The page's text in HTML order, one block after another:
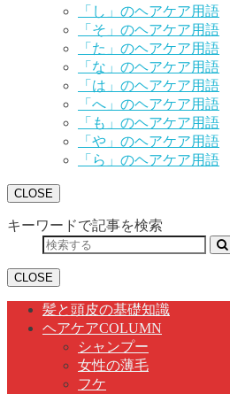
「し」のヘアケア用語
「そ」のヘアケア用語
「た」のヘアケア用語
「な」のヘアケア用語
「は」のヘアケア用語
「へ」のヘアケア用語
「も」のヘアケア用語
「や」のヘアケア用語
「ら」のヘアケア用語
CLOSE
キーワードで記事を検索
CLOSE
髪と頭皮の基礎知識
ヘアケアCOLUMN
シャンプー
女性の薄毛
フケ